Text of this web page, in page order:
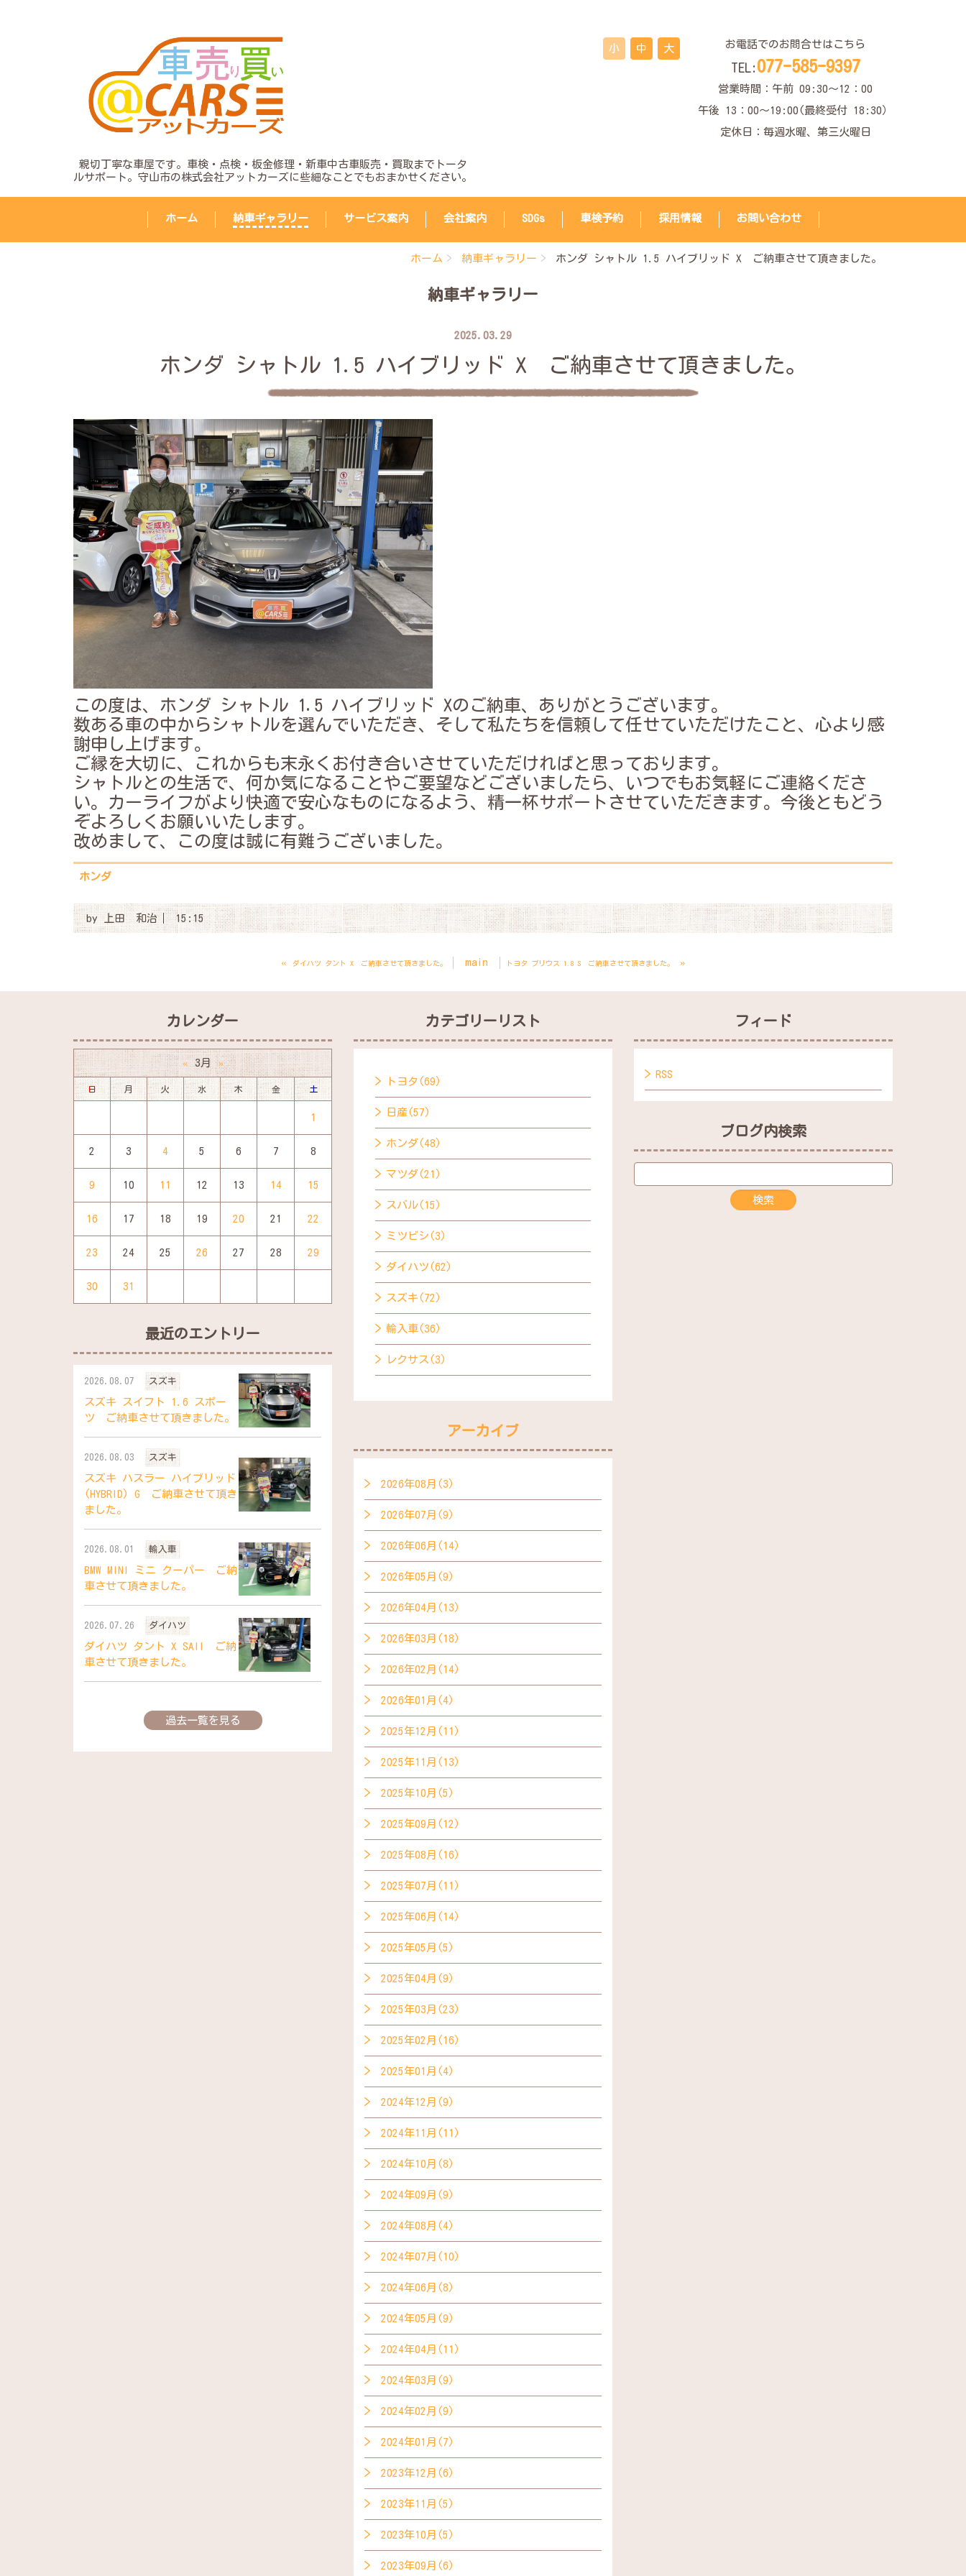
親切丁寧な車屋です。車検・点検・板金修理・新車中古車販売・買取までトータ
ルサポート。守山市の株式会社アットカーズに些細なことでもおまかせください。
お電話でのお問合せはこちら
TEL: 077-585-9397
営業時間：午前 09:30〜12：00
午後 13：00～19:00(最終受付 18:30）
定休日：毎週水曜、第三火曜日
小 中 大
ホーム 納車ギャラリー サービス案内 会社案内 SDGs 車検予約 採用情報 お問い合わせ
ホーム 納車ギャラリー ホンダ シャトル 1.5 ハイブリッド X ご納車させて頂きました。
納車ギャラリー
2025.03.29
ホンダ シャトル 1.5 ハイブリッド X ご納車させて頂きました。
この度は、ホンダ シャトル 1.5 ハイブリッド Xのご納車、ありがとうございます。
数ある車の中からシャトルを選んでいただき、そして私たちを信頼して任せていただけたこと、心より感
謝申し上げます。
ご縁を大切に、これからも末永くお付き合いさせていただければと思っております。
シャトルとの生活で、何か気になることやご要望などございましたら、いつでもお気軽にご連絡くださ
い。カーライフがより快適で安心なものになるよう、精一杯サポートさせていただきます。 今後ともどう
ぞよろしくお願いいたします。
改めまして、この度は誠に有難うございました。
ホンダ
by上田 和治 15:15
« ダイハツ タント X ご納車させて頂きました。 main トヨタ プリウス 1.8 S ご納車させて頂きました。 »
カレンダー
« 3月 »
日 月 火 水 木 金 土
1
2 3 4 5 6 7 8
9 10 11 12 13 14 15
16 17 18 19 20 21 22
23 24 25 26 27 28 29
30 31
最近のエントリー
2026.08.07 スズキ
スズキ スイフト 1.6 スポー
ツ ご納車させて頂きました。
2026.08.03 スズキ
スズキ ハスラー ハイブリッド
(HYBRID) G ご納車させて頂き
ました。
2026.08.01 輸入車
BMW MINI ミニ クーパー ご納
車させて頂きました。
2026.07.26 ダイハツ
ダイハツ タント X SAII ご納
車させて頂きました。
過去一覧を見る
カテゴリーリスト
トヨタ(69)
日産(57)
ホンダ(48)
マツダ(21)
スバル(15)
ミツビシ(3)
ダイハツ(62)
スズキ(72)
輸入車(36)
レクサス(3)
アーカイブ
2026年08月(3)
2026年07月(9)
2026年06月(14)
2026年05月(9)
2026年04月(13)
2026年03月(18)
2026年02月(14)
2026年01月(4)
2025年12月(11)
2025年11月(13)
2025年10月(5)
2025年09月(12)
2025年08月(16)
2025年07月(11)
2025年06月(14)
2025年05月(5)
2025年04月(9)
2025年03月(23)
2025年02月(16)
2025年01月(4)
2024年12月(9)
2024年11月(11)
2024年10月(8)
2024年09月(9)
2024年08月(4)
2024年07月(10)
2024年06月(8)
2024年05月(9)
2024年04月(11)
2024年03月(9)
2024年02月(9)
2024年01月(7)
2023年12月(6)
2023年11月(5)
2023年10月(5)
2023年09月(6)
フィード
RSS
ブログ内検索